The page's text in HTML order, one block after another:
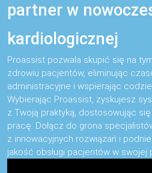
partner w
kardiologicznej
Proassist pozwala skupić się na
zdrowiu pacjentów, eliminując
administracyjne i wspierając
Wybierając Proassist, zyskujesz
z Twoją praktyką, dostosowując
pracę. Dołącz do grona
z innowacyjnych rozwiązań i
jakość obsługi pacjentów w swojej